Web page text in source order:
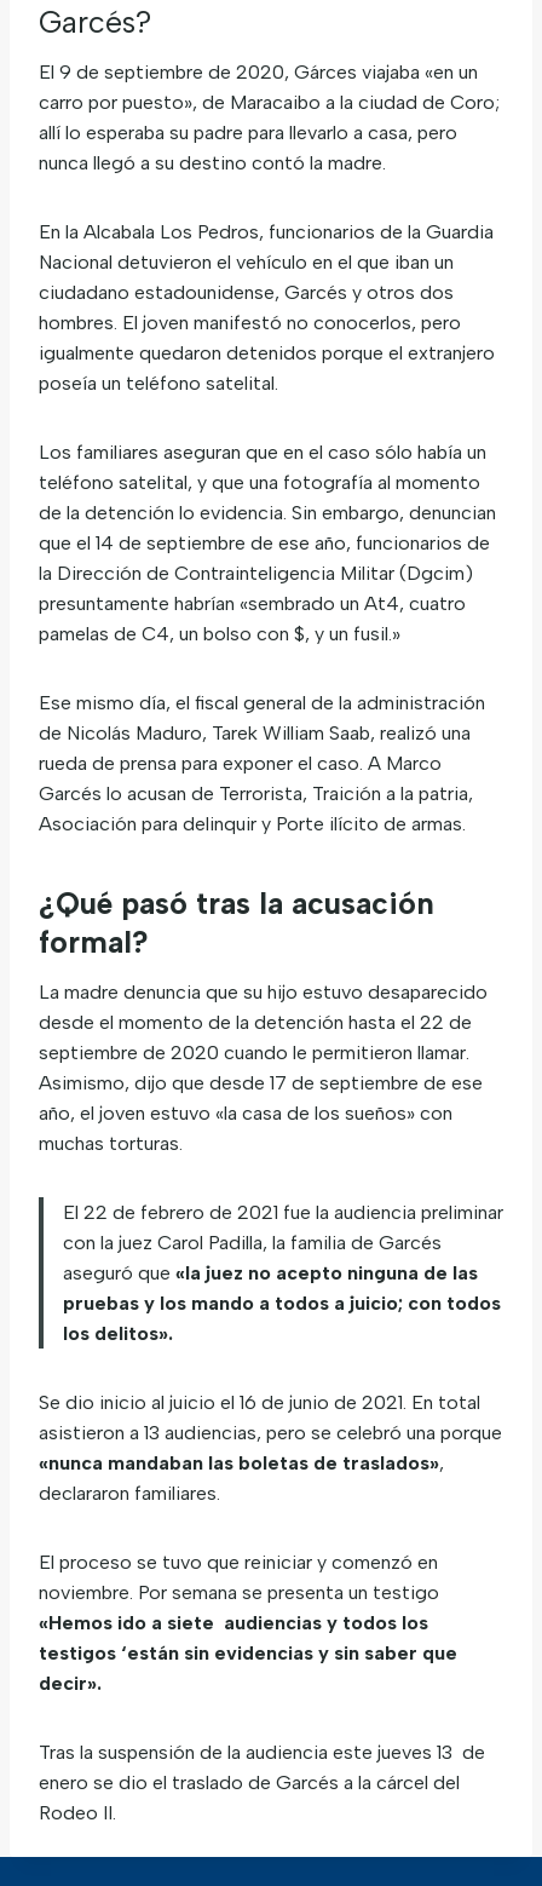
Garcés?
El 9 de septiembre de 2020, Gárces viajaba «en un
carro por puesto», de Maracaibo a la ciudad de Coro;
allí lo esperaba su padre para llevarlo a casa, pero
nunca llegó a su destino contó la madre.
En la Alcabala Los Pedros, funcionarios de la Guardia
Nacional detuvieron el vehículo en el que iban un
ciudadano estadounidense, Garcés y otros dos
hombres. El joven manifestó no conocerlos, pero
igualmente quedaron detenidos porque el extranjero
poseía un teléfono satelital.
Los familiares aseguran que en el caso sólo había un
teléfono satelital, y que una fotografía al momento
de la detención lo evidencia. Sin embargo, denuncian
que el 14 de septiembre de ese año, funcionarios de
la Dirección de Contrainteligencia Militar (Dgcim)
presuntamente habrían «sembrado un At4, cuatro
pamelas de C4, un bolso con $, y un fusil.»
Ese mismo día, el fiscal general de la administración
de Nicolás Maduro, Tarek William Saab, realizó una
rueda de prensa para exponer el caso. A Marco
Garcés lo acusan de Terrorista, Traición a la patria,
Asociación para delinquir y Porte ilícito de armas.
¿Qué pasó tras la acusación
formal?
La madre denuncia que su hijo estuvo desaparecido
desde el momento de la detención hasta el 22 de
septiembre de 2020 cuando le permitieron llamar.
Asimismo, dijo que desde 17 de septiembre de ese
año, el joven estuvo «la casa de los sueños» con
muchas torturas.
El 22 de febrero de 2021 fue la audiencia preliminar
con la juez Carol Padilla, la familia de Garcés
aseguró que «la juez no acepto ninguna de las
pruebas y los mando a todos a juicio; con todos
los delitos».
Se dio inicio al juicio el 16 de junio de 2021. En total
asistieron a 13 audiencias, pero se celebró una porque
«nunca mandaban las boletas de traslados»,
declararon familiares.
El proceso se tuvo que reiniciar y comenzó en
noviembre. Por semana se presenta un testigo
«Hemos ido a siete audiencias y todos los
testigos ‘están sin evidencias y sin saber que
decir».
Tras la suspensión de la audiencia este jueves 13 de
enero se dio el traslado de Garcés a la cárcel del
Rodeo II.